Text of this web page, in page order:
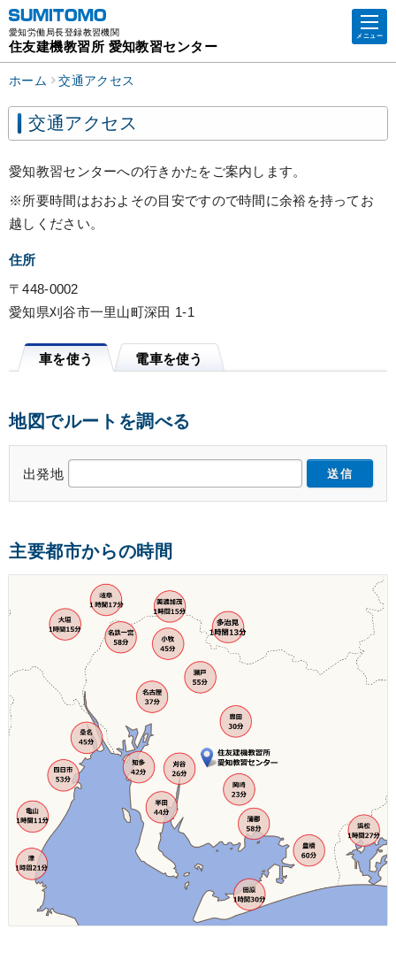
メニュー
愛知労働局長登録教習機関
住友建機教習所 愛知教習センター
ホーム 交通アクセス
交通アクセス
愛知教習センターへの行きかたをご案内します。
※所要時間はおおよその目安ですので時間に余裕を持ってお
越しください。
住所
〒448-0002
愛知県刈谷市一里山町深田 1-1
車を使う 電車を使う
地図でルートを調べる
出発地 送信
主要都市からの時間